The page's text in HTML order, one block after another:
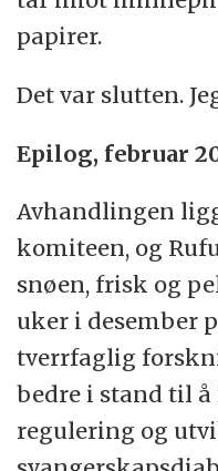
papirer.
Det var slutten.
Epilog, februar
Avhandlingen
komiteen, og
snøen, frisk og
uker i desember
tverrfaglig
bedre i stand til
regulering og